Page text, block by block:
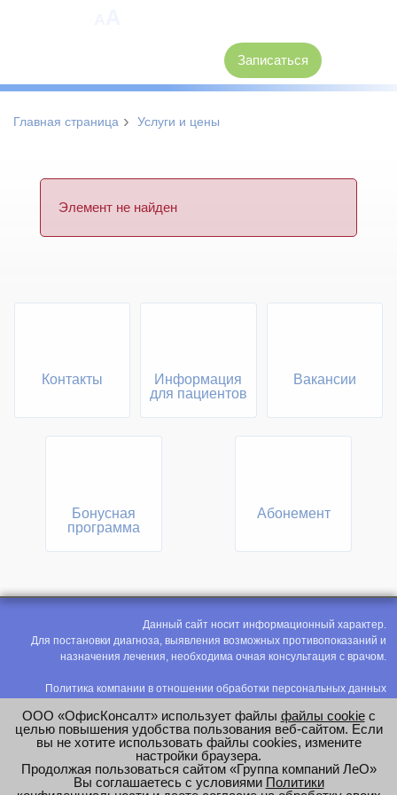
Записаться
Главная страница › Услуги и цены
Элемент не найден
Контакты
Информация
для пациентов
Вакансии
Бонусная
программа
Абонемент
Данный сайт носит информационный характер.
Для постановки диагноза, выявления возможных противопоказаний и
назначения лечения, необходима очная консультация с врачом.
Политика компании в отношении обработки персональных данных
Соглашение на обработку персональных данных
Оценка труда
e-mail:office@modus-leo.ru
ООО «ОфисКонсалт» использует файлы файлы cookieс
целью повышения удобства пользования веб-сайтом. Если
вы не хотите использовать файлы cookies, измените
настройки браузера.
Продолжая пользоваться сайтом «Группа компаний ЛеО»
Вы соглашаетесь с условиями Политики